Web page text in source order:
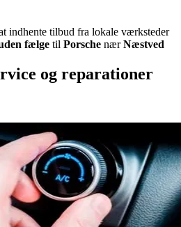
indhente tilbud fra lokale værksteder
fælge til Porsche nærNæstved
og reparationer